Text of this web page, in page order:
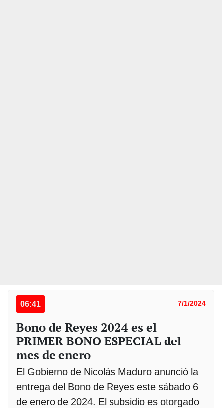
06:41 7/1/2024
Bono de Reyes 2024 es el
PRIMER BONO ESPECIAL del
mes de enero
El Gobierno de Nicolás Maduro anunció la
entrega del Bono de Reyes este sábado 6
de enero de 2024. El subsidio es otorgado